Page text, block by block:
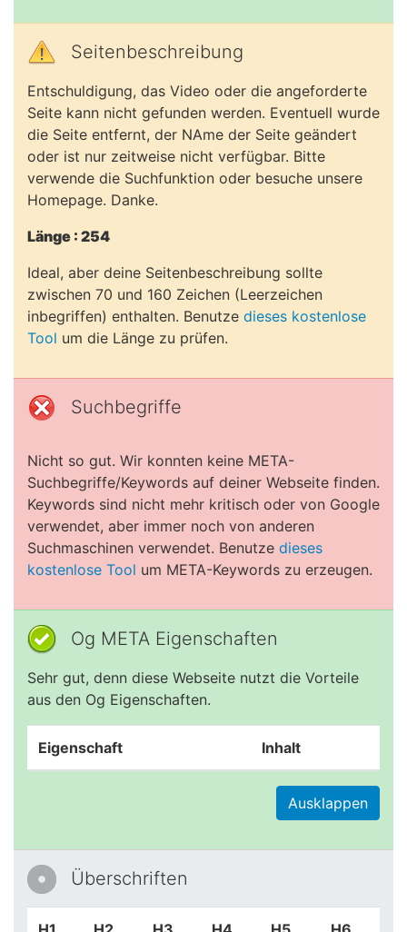
Seitenbeschreibung
Entschuldigung, das Video oder die angeforderte
Seite kann nicht gefunden werden. Eventuell wurde
die Seite entfernt, der NAme der Seite geändert
oder ist nur zeitweise nicht verfügbar. Bitte
verwende die Suchfunktion oder besuche unsere
Homepage. Danke.
Länge : 254
Ideal, aber deine Seitenbeschreibung sollte
zwischen 70 und 160 Zeichen (Leerzeichen
inbegriffen) enthalten. Benutze dieses kostenlose
Tool um die Länge zu prüfen.
Suchbegriffe
Nicht so gut. Wir konnten keine META-
Suchbegriffe/Keywords auf deiner Webseite finden.
Keywords sind nicht mehr kritisch oder von Google
verwendet, aber immer noch von anderen
Suchmaschinen verwendet. Benutze dieses
kostenlose Tool um META-Keywords zu erzeugen.
Og META Eigenschaften
Sehr gut, denn diese Webseite nutzt die Vorteile
aus den Og Eigenschaften.
Eigenschaft Inhalt
Ausklappen
Überschriften